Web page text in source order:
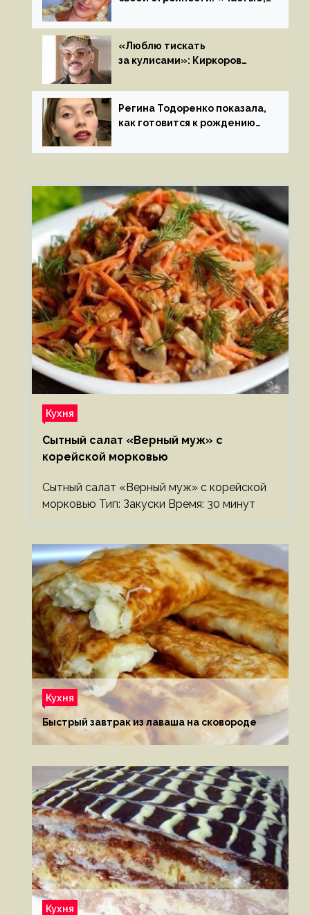
«Люблю тискать
за кулисами»: Киркоров
к молодой особе
Регина Тодоренко показала,
как готовится к рождению
Кухня
Сытный салат «Верный муж» с
корейской морковью
Сытный салат «Верный муж» с корейской
морковью Тип: Закуски Время: 30 минут
Кухня
Быстрый завтрак из лаваша на сковороде
Кухня